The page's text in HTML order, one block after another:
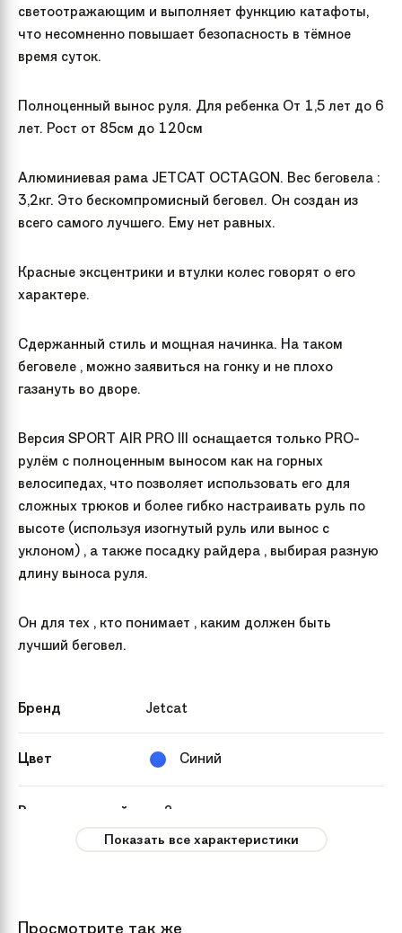
светоотражающим и выполняет функцию катафоты,
что несомненно повышает безопасность в тёмное
время суток.
Полноценный вынос руля. Для ребенка От 1,5 лет до 6
лет. Рост от 85см до 120см
Алюминиевая рама JETCAT OCTAGON. Вес беговела :
3,2кг. Это бескомпромисный беговел. Он создан из
всего самого лучшего. Ему нет равных.
Красные эксцентрики и втулки колес говорят о его
характере.
Сдержанный стиль и мощная начинка. На таком
беговеле , можно заявиться на гонку и не плохо
газануть во дворе.
Версия SPORT AIR PRO III оснащается только PRO-
рулём с полноценным выносом как на горных
велосипедах, что позволяет использовать его для
сложных трюков и более гибко настраивать руль по
высоте (используя изогнутый руль или вынос с
уклоном) , а также посадку райдера , выбирая разную
длину выноса руля.
Он для тех , кто понимает , каким должен быть
лучший беговел.
Бренд Jetcat
Цвет Синий
Рекомендуемый
от 2 лет
Показать все характеристики
Просмотрите так же